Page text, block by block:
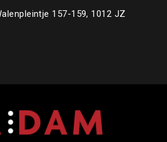
157-159, 1012 JZ